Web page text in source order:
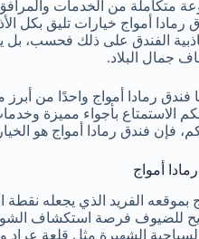
متكاملة من الخدمات
رمادا أمواج خيارات تليق بكل
الفندق على ذلك فحسب، بل
جمال البلاد.
فندق رمادا أمواج واحدًا من أبرز
الاستمتاع بأجواء مميزة
فإن فندق رمادا أمواج هو
أمواج
للضيوف فرصة استكشاف
الشهيرة مثل قلعة عراد